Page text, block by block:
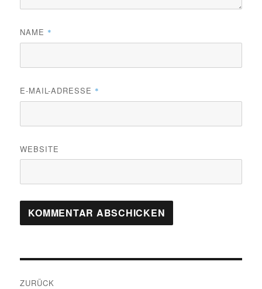
NAME *
E-MAIL-ADRESSE *
WEBSITE
ZURÜCK